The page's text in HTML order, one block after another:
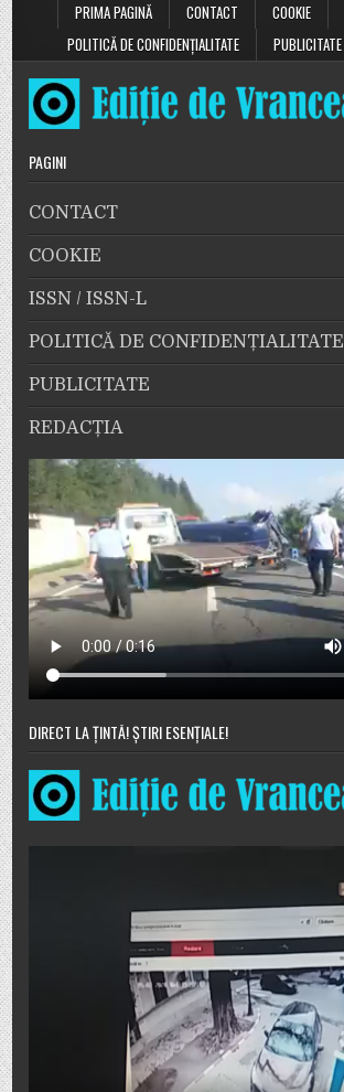
PRIMA PAGINĂ
CONTACT COOKIE
POLITICĂ DE CONFIDENȚIALITATE
PUBLICITATE
PAGINI
CONTACT
COOKIE
ISSN / ISSN-L
POLITICĂ DE CONFIDENȚIALITATE
PUBLICITATE
REDACȚIA
DIRECT LA ȚINTĂ! ȘTIRI ESENȚIALE!